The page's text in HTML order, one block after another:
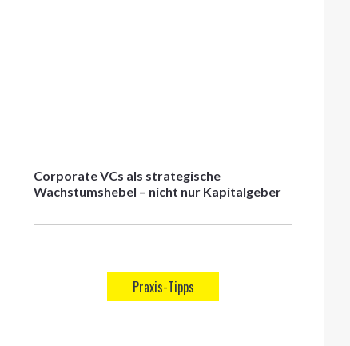
Corporate VCs als strategische
Wachstumshebel – nicht nur Kapitalgeber
Praxis-Tipps